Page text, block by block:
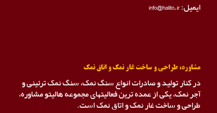
ایمیل: info@halito.ir
مشاوره، طراحی و ساخت غار نمک و اتاق نمک
در کنار تولید و صادرات انواع سنگ نمک، سنگ نمک ترئینی و
آجر نمک، یکی از عمده ترین فعالیتهای مجموعه هالیتو مشاوره،
طراحی و ساخت غار نمک و اتاق نمک است.